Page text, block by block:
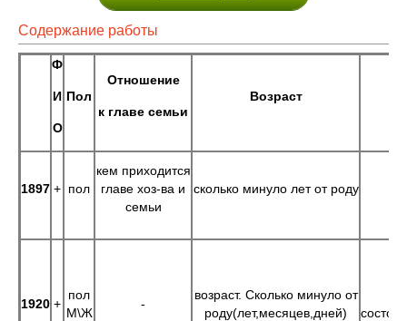
Содержание работы
Ф
И
О
Пол
Отношение
к главе семьи
Возраст
1897 + пол
кем приходится
главе хоз-ва и
семьи
сколько минуло лет от роду
1920 +
пол
М\Ж
-
возраст. Сколько минуло от
роду(лет,месяцев,дней)